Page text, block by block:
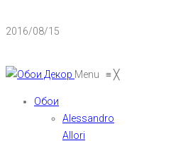
2016/08/15
Menu ≡╳
Обои
Alessandro
Allori